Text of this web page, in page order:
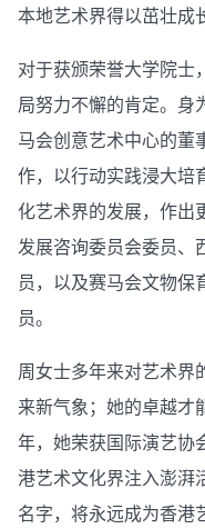
本地艺术界得以茁壮成
对于获颁荣誉大学院士
局努力不懈的肯定。身
马会创意艺术中心的董
作，以行动实践浸大培
化艺术界的发展，作出
发展咨询委员会委员、
员，以及赛马会文物保
员。
周女士多年来对艺术界
来新气象；她的卓越才
年，她荣获国际演艺协
港艺术文化界注入澎湃
名字，将永远成为香港